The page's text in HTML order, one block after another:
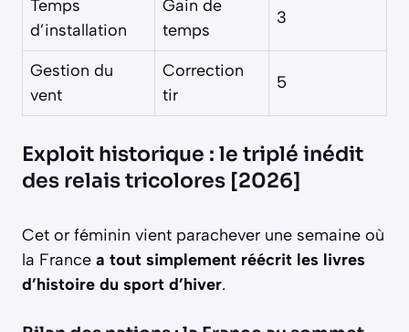
Temps
d’installation
Gain de
temps
3
Gestion du
vent
Correction
tir
5
Exploit historique : le triplé inédit
des relais tricolores [2026]
Cet or féminin vient parachever une semaine où
la France a tout simplement réécrit les livres
d’histoire du sport d’hiver.